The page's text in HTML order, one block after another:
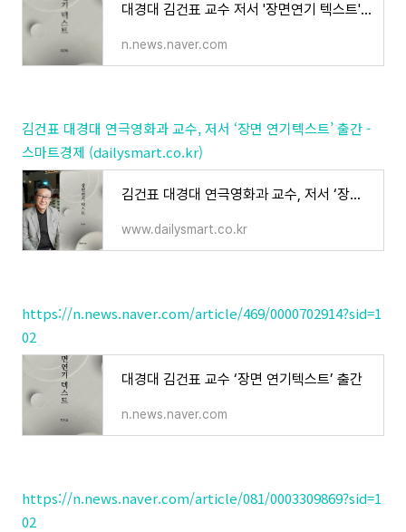
대경대 김건표 교수 저서 '장면연기 텍스트' 출간
n.news.naver.com
김건표 대경대 연극영화과 교수, 저서 ‘장면 연기텍스트’ 출간 -
스마트경제 (dailysmart.co.kr)
김건표 대경대 연극영화과 교수, 저서 ‘장면 연기텍스트’ 출간 - 스마트경제
www.dailysmart.co.kr
https://n.news.naver.com/article/469/0000702914?sid=1
02
대경대 김건표 교수 ‘장면 연기텍스트’ 출간
n.news.naver.com
https://n.news.naver.com/article/081/0003309869?sid=1
02